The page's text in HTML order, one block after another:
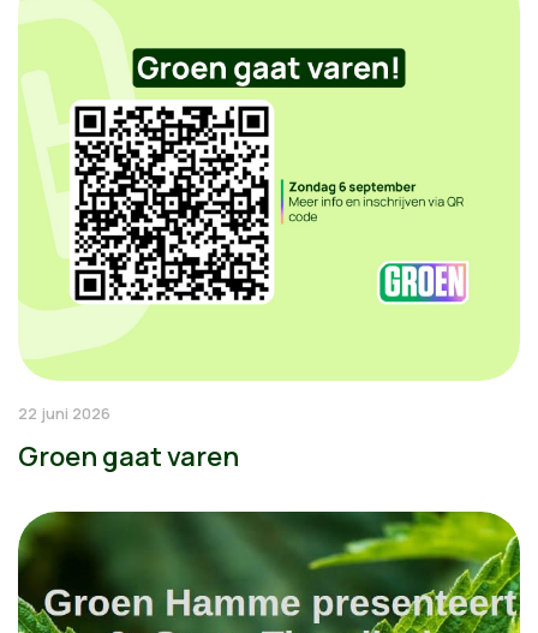
22 juni 2026
Groen gaat varen